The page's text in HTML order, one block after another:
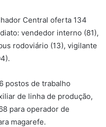
Central oferta 134
vendedor interno (81),
rodoviário (13), vigilante
postos de trabalho
de linha de produção,
para operador de
magarefe.